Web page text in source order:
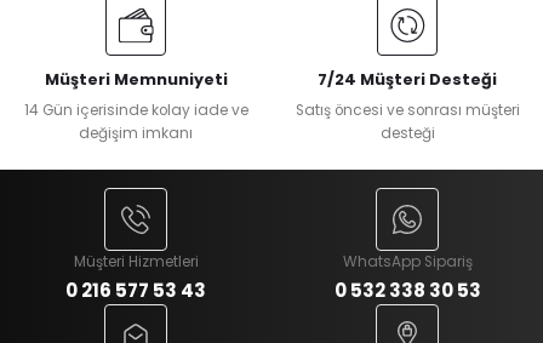
Müşteri Memnuniyeti
14 Gün içerisinde kolay iade ve
değişim imkanı
7/24 Müşteri Desteği
Satış öncesi ve sonrası müşteri
desteği
Müşteri Hizmetleri
0 216 577 53 43
WhatsApp Sipariş
0 532 338 30 53